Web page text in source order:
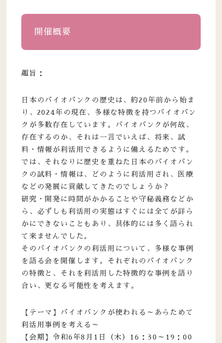
開催概要
趣旨：
日本のバイオバンクの歴史は、約20年前から始ま
り、2024年の現在、多様な特徴を持つバイオバン
クが多数存在しています。バイオバンクが何故、
存在するのか、それは一言でいえば、将来、試
料・情報が利活用できるように備えるためです。
では、それなりに歴史を重ねた日本のバイオバン
クの試料・情報は、どのように利活用され、医療
などの発展に貢献してきたのでしょうか？
研究・開発に時間がかかることや守秘義務などか
ら、必ずしも利活用の実態はすぐには全てが詳ら
かにできないこともあり、具体的には多く語られ
て来ませんでした。
そのバイオバンクの利活用について、多様な事例
を語る会を開催します。それぞれのバイオバンク
の特徴と、それを利活用した特徴的な事例を語り
合い、更なる可能性を考えます。
【テーマ】バイオバンクが使われる～あらためて
利活用事例を考える～
【会期】令和6年8月1日（木）16：30～19：00